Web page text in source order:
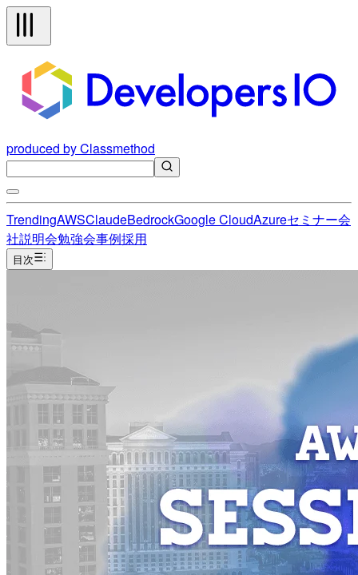
produced by Classmethod
TrendingAWSClaudeBedrockGoogle CloudAzureセミナー会
社説明会勉強会事例採用
目次